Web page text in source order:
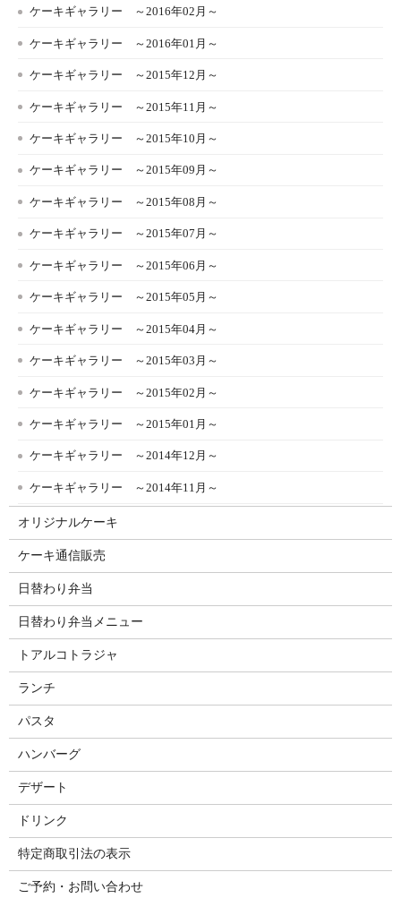
ケーキギャラリー ～2016年02月～
ケーキギャラリー ～2016年01月～
ケーキギャラリー ～2015年12月～
ケーキギャラリー ～2015年11月～
ケーキギャラリー ～2015年10月～
ケーキギャラリー ～2015年09月～
ケーキギャラリー ～2015年08月～
ケーキギャラリー ～2015年07月～
ケーキギャラリー ～2015年06月～
ケーキギャラリー ～2015年05月～
ケーキギャラリー ～2015年04月～
ケーキギャラリー ～2015年03月～
ケーキギャラリー ～2015年02月～
ケーキギャラリー ～2015年01月～
ケーキギャラリー ～2014年12月～
ケーキギャラリー ～2014年11月～
オリジナルケーキ
ケーキ通信販売
日替わり弁当
日替わり弁当メニュー
トアルコトラジャ
ランチ
パスタ
ハンバーグ
デザート
ドリンク
特定商取引法の表示
ご予約・お問い合わせ